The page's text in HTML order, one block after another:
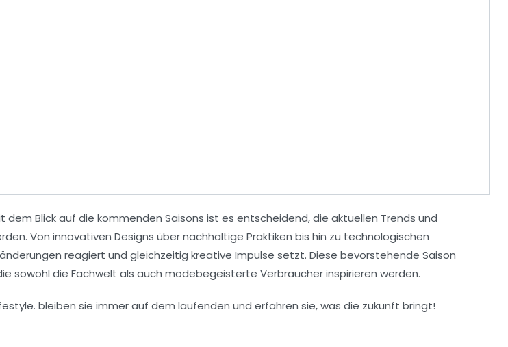
Blick auf die kommenden Saisons ist es entscheidend, die aktuellen Trends und
Von innovativen Designs über nachhaltige Praktiken bis hin zu technologischen
reagiert und gleichzeitig kreative Impulse setzt. Diese bevorstehende Saison
sowohl die Fachwelt als auch modebegeisterte Verbraucher inspirieren werden.